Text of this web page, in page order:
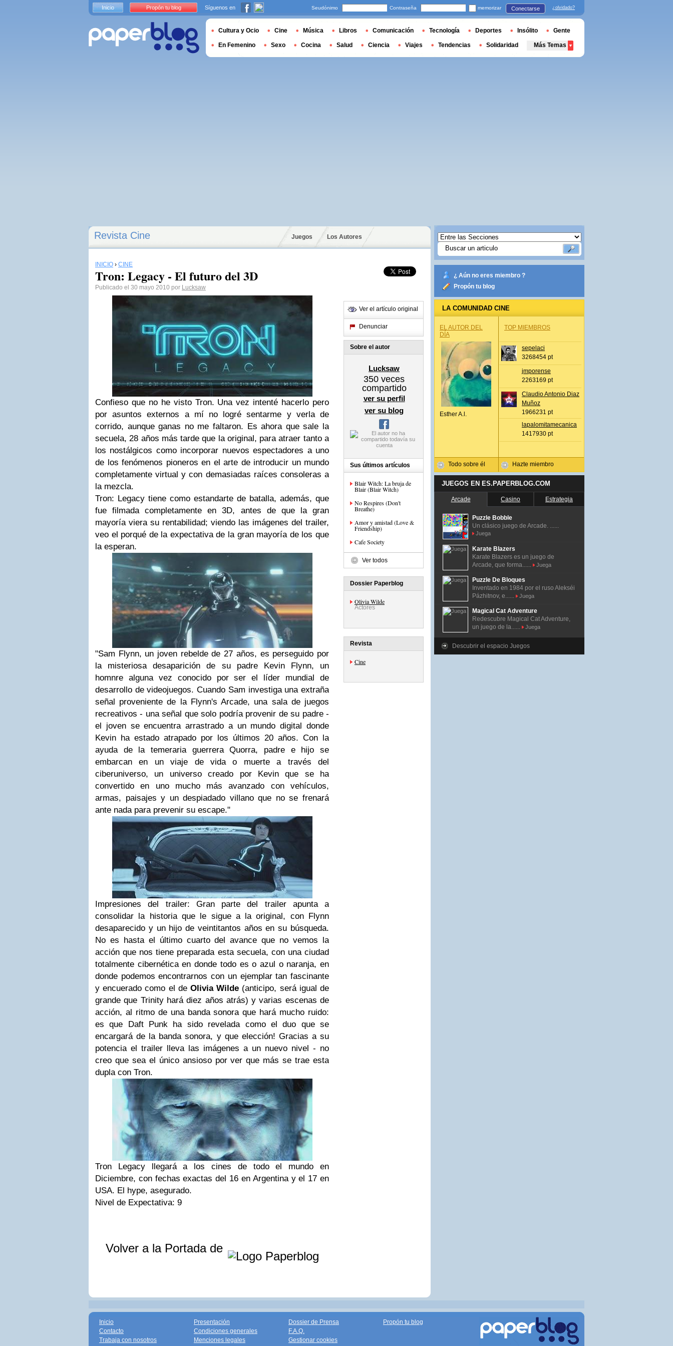
Revista Cine Juegos Los Autores
INICIO › CINE
Tron: Legacy - El futuro del 3D
Publicado el 30 mayo 2010 por Lucksaw
Confieso que no he visto Tron. Una vez intenté hacerlo pero
por asuntos externos a mí no logré sentarme y verla de
corrido, aunque ganas no me faltaron. Es ahora que sale la
secuela, 28 años más tarde que la original, para atraer tanto a
los nostálgicos como incorporar nuevos espectadores a uno
de los fenómenos pioneros en el arte de introducir un mundo
completamente virtual y con demasiadas raíces consoleras a
la mezcla.
Tron: Legacy tiene como estandarte de batalla, además, que
fue filmada completamente en 3D, antes de que la gran
mayoría viera su rentabilidad; viendo las imágenes del trailer,
veo el porqué de la expectativa de la gran mayoría de los que
la esperan.
"Sam Flynn, un joven rebelde de 27 años, es perseguido por
la misteriosa desaparición de su padre Kevin Flynn, un
homnre alguna vez conocido por ser el líder mundial de
desarrollo de videojuegos. Cuando Sam investiga una extraña
señal proveniente de la Flynn's Arcade, una sala de juegos
recreativos - una señal que solo podría provenir de su padre -
el joven se encuentra arrastrado a un mundo digital donde
Kevin ha estado atrapado por los últimos 20 años. Con la
ayuda de la temeraria guerrera Quorra, padre e hijo se
embarcan en un viaje de vida o muerte a través del
ciberuniverso, un universo creado por Kevin que se ha
convertido en uno mucho más avanzado con vehículos,
armas, paisajes y un despiadado villano que no se frenará
ante nada para prevenir su escape."
Impresiones del trailer: Gran parte del trailer apunta a
consolidar la historia que le sigue a la original, con Flynn
desaparecido y un hijo de veintitantos años en su búsqueda.
No es hasta el último cuarto del avance que no vemos la
acción que nos tiene preparada esta secuela, con una ciudad
totalmente cibernética en donde todo es o azul o naranja, en
donde podemos encontrarnos con un ejemplar tan fascinante
y encuerado como el de Olivia Wilde (anticipo, será igual de
grande que Trinity hará diez años atrás) y varias escenas de
acción, al ritmo de una banda sonora que hará mucho ruido:
es que Daft Punk ha sido revelada como el duo que se
encargará de la banda sonora, y que elección! Gracias a su
potencia el trailer lleva las imágenes a un nuevo nivel - no
creo que sea el único ansioso por ver que más se trae esta
dupla con Tron.
Tron Legacy llegará a los cines de todo el mundo en
Diciembre, con fechas exactas del 16 en Argentina y el 17 en
USA. El hype, asegurado.
Nivel de Expectativa: 9
Volver a la Portada de
Ver el artículo original
Denunciar
Sobre el autor
Lucksaw
350 veces
compartido
ver su perfil
ver su blog
Sus últimos artículos
Blair Witch: La bruja de
Blair (Blair Witch)
No Respires (Don't
Breathe)
Amor y amistad (Love &
Friendship)
Cafe Society
Ver todos
Dossier Paperblog
Olivia Wilde
Actores
Revista
Cine
¿ Aún no eres miembro ?
Propón tu blog
LA COMUNIDAD CINE
EL AUTOR DEL
DÍA
Esther A.l.
Todo sobre él
TOP MIEMBROS
sepelaci
3268454 pt
jmporense
2263169 pt
Claudio Antonio Diaz
Muñoz
1966231 pt
lapalomitamecanica
1417930 pt
Hazte miembro
JUEGOS EN ES.PAPERBLOG.COM
Arcade Casino Estrategia
Puzzle Bobble
Un clásico juego de Arcade. ......
Juega
Karate Blazers
Karate Blazers es un juego de
Arcade, que forma......
Juega
Puzzle De Bloques
Inventado en 1984 por el ruso Alekséi
Pázhitnov, e......
Juega
Magical Cat Adventure
Redescubre Magical Cat Adventure,
un juego de la......
Juega
Descubrir el espacio Juegos
Inicio Propón tu blog Síguenos en Seudónimo Contraseña memorizar Conectarse ¿olvidado?
Cultura y Ocio Cine Música Libros Comunicación Tecnología Deportes Insólito Gente
En Femenino Sexo Cocina Salud Ciencia Viajes Tendencias Solidaridad Más Temas
Inicio
Contacto
Trabaja con nosotros
Presentación
Condiciones generales
Menciones legales
Dossier de Prensa
F.A.Q.
Gestionar cookies
Propón tu blog